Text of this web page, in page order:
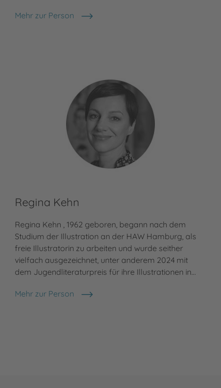
Mehr zur Person
Michael Ende
Regina Kehn
Regina Kehn , 1962 geboren, begann nach dem
Studium der Illustration an der HAW Hamburg, als
freie Illustratorin zu arbeiten und wurde seither
vielfach ausgezeichnet, unter anderem 2024 mit
dem Jugendliteraturpreis für ihre Illustrationen in…
Mehr zur Person
Regina Kehn